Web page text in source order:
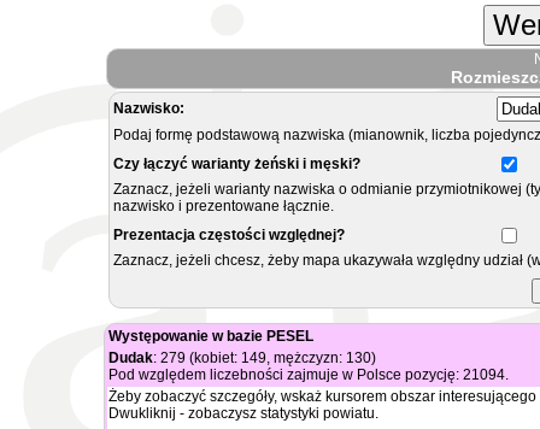
Nazwisko:
Podaj formę podstawową nazwiska (mianownik, liczba
Czy łączyć warianty żeński i męski?
Zaznacz, jeżeli warianty nazwiska o odmianie przymiotnikowej
nazwisko i prezentowane łącznie.
Prezentacja częstości względnej?
Zaznacz, jeżeli chcesz, żeby mapa ukazywała względny
Występowanie w bazie PESEL
Dudak: 279 (kobiet: 149, mężczyzn: 130)
Pod względem liczebności zajmuje w Polsce pozycję: 21094.
Żeby zobaczyć szczegóły, wskaż kursorem obszar
Dwukliknij - zobaczysz statystyki powiatu.